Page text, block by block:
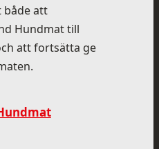
både att
Hundmat till
att fortsätta ge